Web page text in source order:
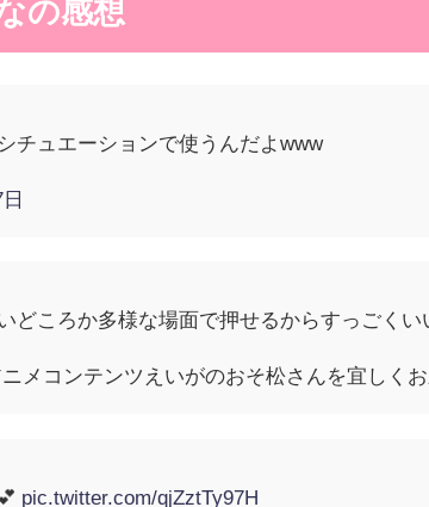
の感想
チュエーションで使うんだよwww
どころか多様な場面で押せるからすっごくい
メコンテンツえいがのおそ松さんを宜しく
pic.twitter.com/qjZztTy97H